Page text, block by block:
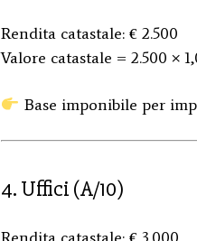
Rendita catastale: € 2.500
Valore catastale = 2.500 ×
Base imponibile per
4. Uffici (A/10)